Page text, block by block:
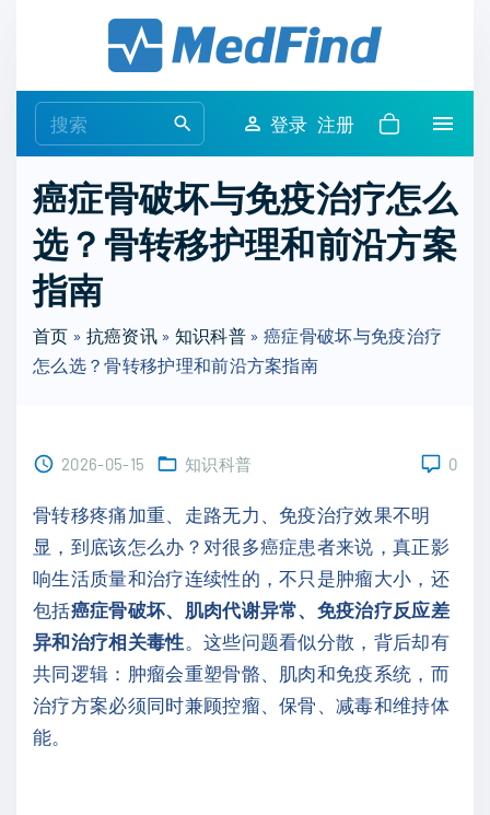
e
r
c
h
r
登录 注册
癌症骨破坏与免疫治疗怎么
选？骨转移护理和前沿方案
指南
首页 » 抗癌资讯» 知识科普 »癌症骨破坏与免疫治疗
怎么选？骨转移护理和前沿方案指南
2026-05-15 知识科普 0
骨转移疼痛加重、走路无力、免疫治疗效果不明
显，到底该怎么办？对很多癌症患者来说，真正影
响生活质量和治疗连续性的，不只是肿瘤大小，还
包括癌症骨破坏、肌肉代谢异常、免疫治疗反应差
异和治疗相关毒性。这些问题看似分散，背后却有
共同逻辑：肿瘤会重塑骨骼、肌肉和免疫系统，而
治疗方案必须同时兼顾控瘤、保骨、减毒和维持体
能。